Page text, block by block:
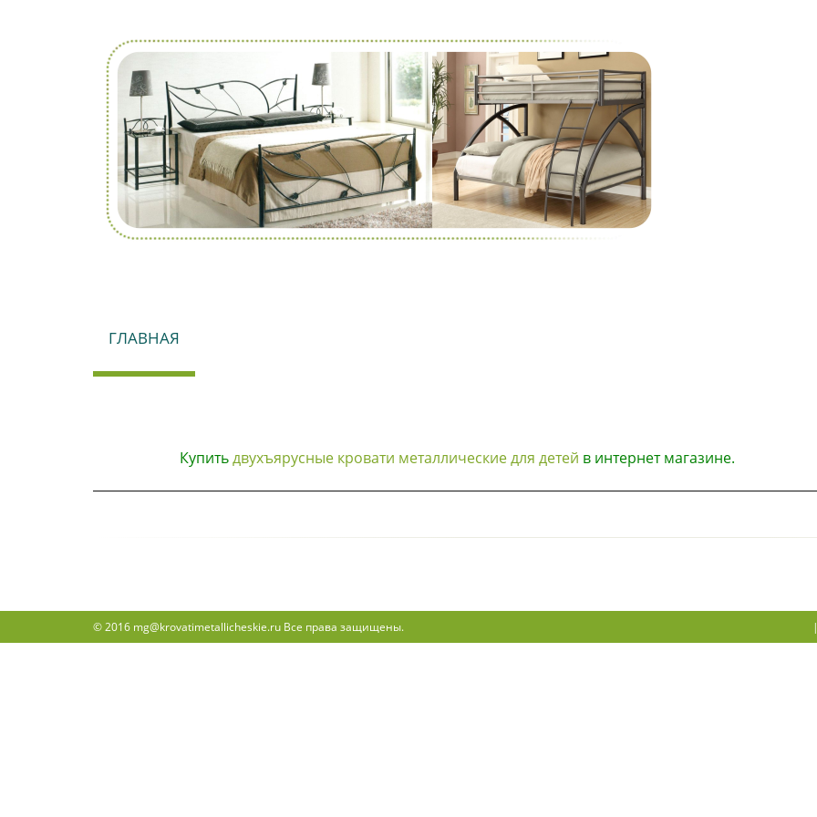
ГЛАВНАЯ
Купитьдвухъярусные кровати металлические для детей в интернет магазине.
© 2016 mg@krovatimetallicheskie.ru Все права защищены.